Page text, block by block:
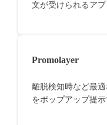
文が受けられるアプ
Promolayer
離脱検知時など最
をポップアップ提示